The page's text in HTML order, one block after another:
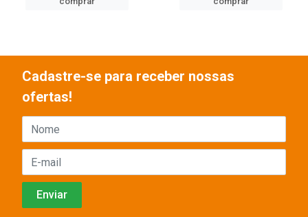
Cadastre-se para receber nossas
ofertas!